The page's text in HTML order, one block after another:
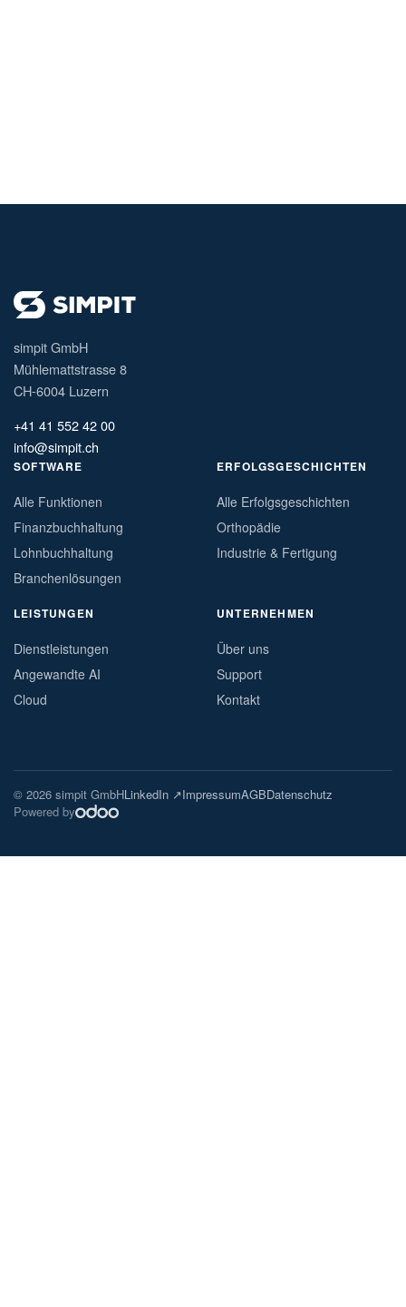
simpit GmbH
Mühlemattstrasse 8
CH-6004 Luzern
+41 41 552 42 00
info@simpit.ch
SOFTWARE
Alle Funktionen
Finanzbuchhaltung
Lohnbuchhaltung
Branchenlösungen
ERFOLGSGESCHICHTEN
Alle Erfolgsgeschichten
Orthopädie
Industrie & Fertigung
LEISTUNGEN
Dienstleistungen
Angewandte AI
Cloud
UNTERNEHMEN
Über uns
Support
Kontakt
© 2026 simpit GmbHLinkedIn ↗ImpressumAGBDatenschutz
Powered by